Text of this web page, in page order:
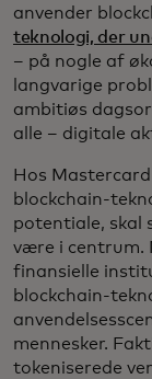
anvender
teknologi, der
– på nogle af
langvarige
ambitiøs
alle – digitale
Hos
blockchain-
potentiale, skal
være i centrum.
finansielle
blockchain-
mennesker.
tokeniserede